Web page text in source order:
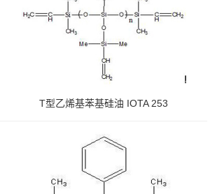
T型乙烯基苯基硅油 IOTA 253